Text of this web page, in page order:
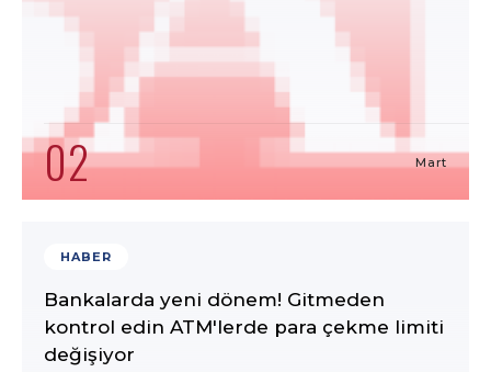
02 Mart
HABER
Bankalarda yeni dönem! Gitmeden
kontrol edin ATM'lerde para çekme limiti
değişiyor